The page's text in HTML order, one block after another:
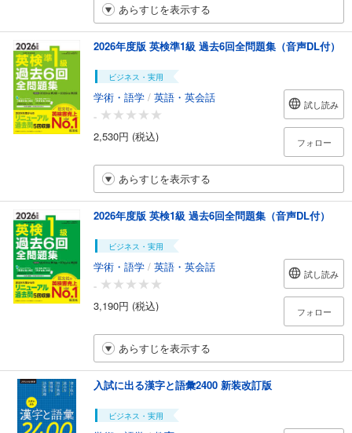
あらすじを表示する
2026年度版 英検準1級 過去6回全問題集（音声DL付）
ビジネス・実用
学術・語学 / 英語・英会話
-
2,530円 (税込)
試し読み
フォロー
あらすじを表示する
2026年度版 英検1級 過去6回全問題集（音声DL付）
ビジネス・実用
学術・語学 / 英語・英会話
-
3,190円 (税込)
試し読み
フォロー
あらすじを表示する
入試に出る漢字と語彙2400 新装改訂版
ビジネス・実用